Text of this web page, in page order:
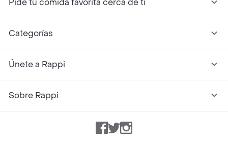
Pide tu comida favorita cerca de ti
Categorías
Únete a Rappi
Sobre Rappi
Facebook
TwitterInstagram